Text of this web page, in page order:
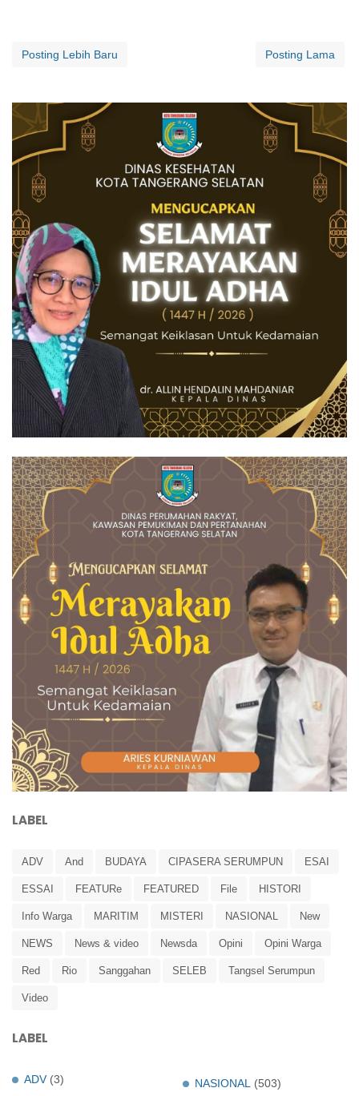
Posting Lebih Baru Posting Lama
LABEL
ADV And BUDAYA CIPASERA SERUMPUN ESAI
ESSAI FEATURe FEATURED File HISTORI
Info Warga MARITIM MISTERI NASIONAL New
NEWS News & video Newsda Opini Opini Warga
Red Rio Sanggahan SELEB Tangsel Serumpun
Video
LABEL
ADV (3)
NASIONAL
(503)